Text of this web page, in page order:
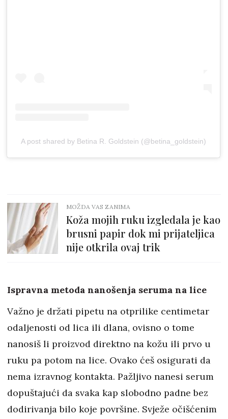
A post shared by Betina R. Goldstein (@betina_goldstein)
MOŽDA VAS ZANIMA
Koža mojih ruku izgledala je kao
brusni papir dok mi prijateljica
nije otkrila ovaj trik
Ispravna metoda nanošenja seruma na lice
Važno je držati pipetu na otprilike centimetar
odaljenosti od lica ili dlana, ovisno o tome
nanosiš li proizvod direktno na kožu ili prvo u
ruku pa potom na lice. Ovako ćeš osigurati da
nema izravnog kontakta. Pažljivo nanesi serum
dopuštajući da svaka kap slobodno padne bez
dodirivanja bilo koje površine. Svježe očišćenim